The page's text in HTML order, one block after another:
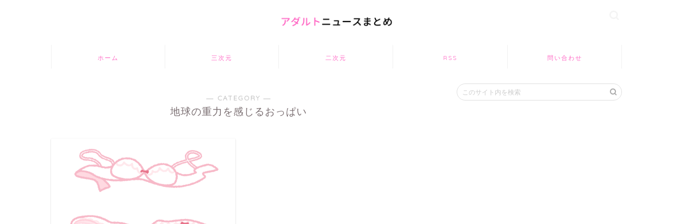
ホーム 三次元 二次元 RSS 問い合わせ
― CATEGORY ―
地球の重力を感じるおっぱい